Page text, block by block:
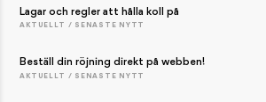
Lagar och regler att hålla koll på
AKTUELLT / SENASTE NYTT
Beställ din röjning direkt på webben!
AKTUELLT / SENASTE NYTT